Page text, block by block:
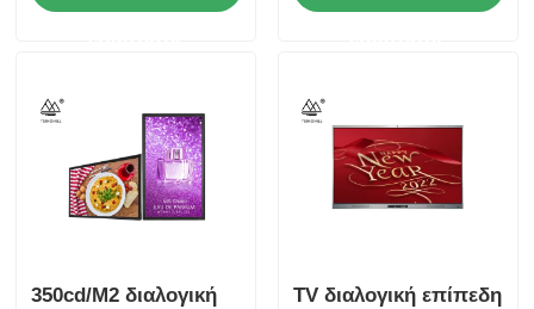
350cd/M2 διαλογική
TV διαλογική επίπεδη